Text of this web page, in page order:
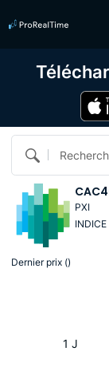
PXI
INDICE
Dernier prix ()
1 J